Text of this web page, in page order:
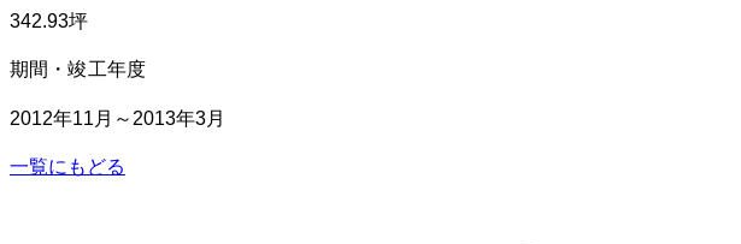
342.93坪
​期間・竣工年度
2012年11月～2013年3月
一覧にもどる